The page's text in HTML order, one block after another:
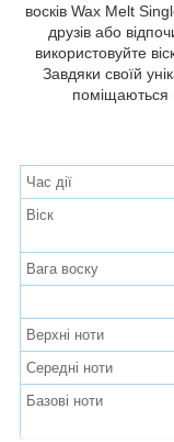
восків Wax Melt
друзів або
використовуйте
Завдяки своїй
поміщаються
Час дії
Віск
Вага воску
Верхні ноти
Середні ноти
Базові ноти